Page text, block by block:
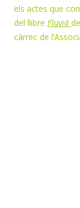
els actes que
del llibre Fluvià
càrrec de